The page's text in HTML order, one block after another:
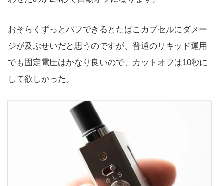
おそらくずっとパフできるとたばこカプセルにダメー
ジが及ぶせいだと思うのですが、普通のリキッド運用
でも固定電圧はかなり良いので、カットオフは10秒に
して欲しかった。